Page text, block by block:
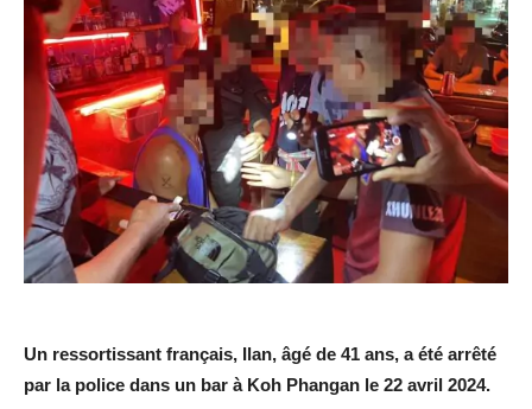
Un ressortissant français, Ilan, âgé de 41 ans, a été arrêté
par la police dans un bar à Koh Phangan le 22 avril 2024.